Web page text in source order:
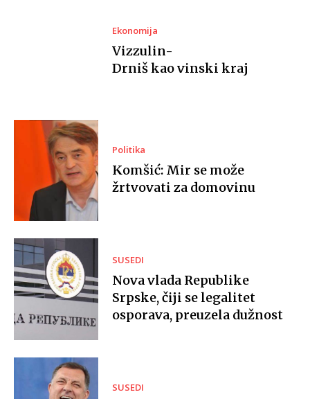
Ekonomija
Vizzulin-
Drniš kao vinski kraj
Politika
Komšić: Mir se može
žrtvovati za domovinu
SUSEDI
Nova vlada Republike
Srpske, čiji se legalitet
osporava, preuzela dužnost
SUSEDI